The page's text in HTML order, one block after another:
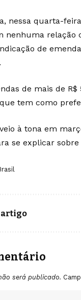
nessa quarta-
nenhuma relação
de
de mais de
tem como
à tona em
se explicar sobre
artigo
será publicado.